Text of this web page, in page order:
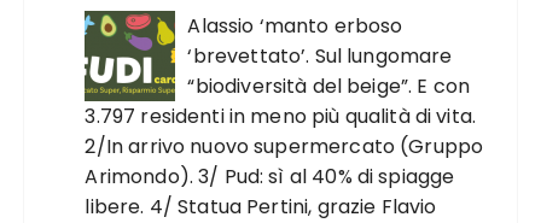
Alassio ‘manto erboso
‘brevettato’. Sul lungomare
“biodiversità del beige”. E con
3.797 residenti in meno più qualità di vita.
2/In arrivo nuovo supermercato (Gruppo
Arimondo). 3/ Pud: sì al 40% di spiagge
libere. 4/ Statua Pertini, grazie Flavio